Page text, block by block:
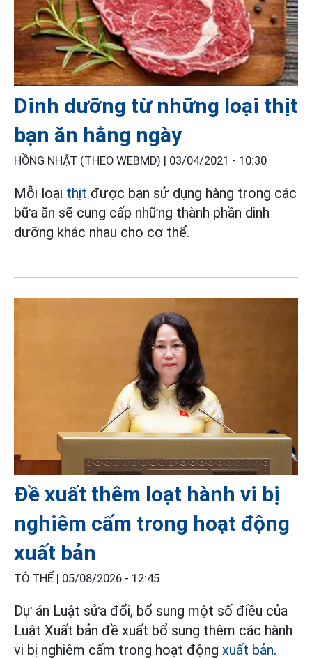
Dinh dưỡng từ những loại thịt
bạn ăn hằng ngày
HỒNG NHẬT (THEO WEBMD) | 03/04/2021 - 10:30
Mỗi loại thịt được bạn sử dụng hàng trong các
bữa ăn sẽ cung cấp những thành phần dinh
dưỡng khác nhau cho cơ thể.
Đề xuất thêm loạt hành vi bị
nghiêm cấm trong hoạt động
xuất bản
TÔ THẾ | 05/08/2026 - 12:45
Dự án Luật sửa đổi, bổ sung một số điều của
Luật Xuất bản đề xuất bổ sung thêm các hành
vi bị nghiêm cấm trong hoạt động xuất bản.